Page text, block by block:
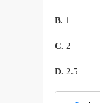
B. 1
C. 2
D. 2.5